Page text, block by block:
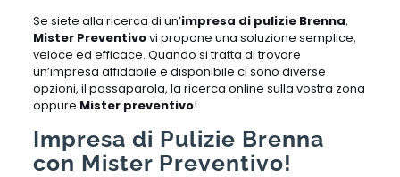
Se siete alla ricerca di un’impresa di pulizie Brenna,
Mister Preventivovi propone una soluzione semplice,
veloce ed efficace. Quando si tratta di trovare
un’impresa affidabile e disponibile ci sono diverse
opzioni, il passaparola, la ricerca online sulla vostra zona
oppure Mister preventivo!
Impresa di Pulizie Brenna
con Mister Preventivo!